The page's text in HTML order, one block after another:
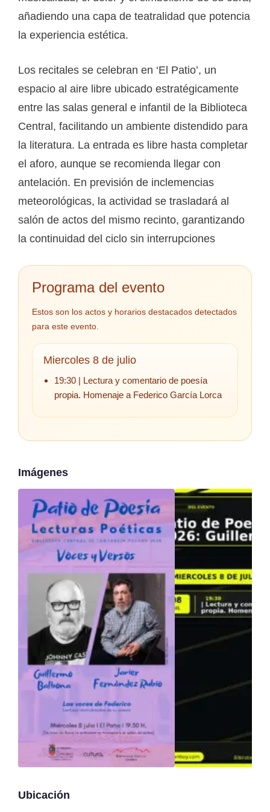
añadiendo una capa de teatralidad que potencia
la experiencia estética.
Los recitales se celebran en ‘El Patio’, un
espacio al aire libre ubicado estratégicamente
entre las salas general e infantil de la Biblioteca
Central, facilitando un ambiente distendido para
la literatura. La entrada es libre hasta completar
el aforo, aunque se recomienda llegar con
antelación. En previsión de inclemencias
meteorológicas, la actividad se trasladará al
salón de actos del mismo recinto, garantizando
la continuidad del ciclo sin interrupciones
Programa del evento
Estos son los actos y horarios destacados detectados
para este evento.
Miercoles 8 de julio
19:30 | Lectura y comentario de poesía
propia. Homenaje a Federico García Lorca
Imágenes
Ubicación